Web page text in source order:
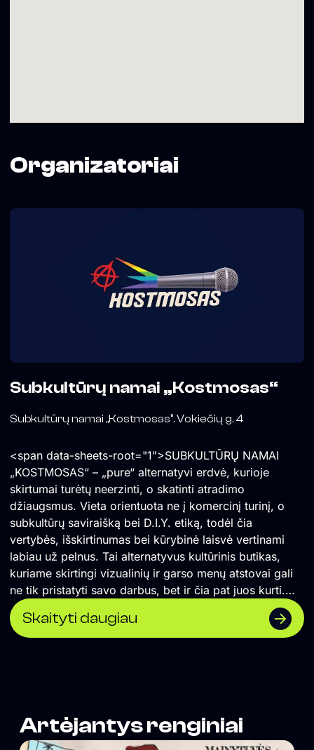
Organizatoriai
Subkultūrų namai „Kostmosas“
Subkultūrų namai „Kostmosas“. Vokiečių g. 4
<span data-sheets-root="1">SUBKULTŪRŲ NAMAI
„KOSTMOSAS“ – „pure“ alternatyvi erdvė, kurioje
skirtumai turėtų neerzinti, o skatinti atradimo
džiaugsmus. Vieta orientuota ne į komercinį turinį, o
subkultūrų saviraišką bei D.I.Y. etiką, todėl čia
vertybės, išskirtinumas bei kūrybinė laisvė vertinami
labiau už pelnus. Tai alternatyvus kultūrinis butikas,
kuriame skirtingi vizualinių ir garso menų atstovai gali
ne tik pristatyti savo darbus, bet ir čia pat juos kurti.
</span> Formuojame erdvę, kurioje naktinė kultūra
suvokiama ne vien kaip pramoga, o labiau kaip
alternatyvios kultūros sklaidos židinys, socialinė jungtis
tiksliniai žmonės, todėl vieta neturi aiškiai matomos
vizualinės iškabos, o komunikacija remiasi
Skaityti daugiau
Artėjantys renginiai